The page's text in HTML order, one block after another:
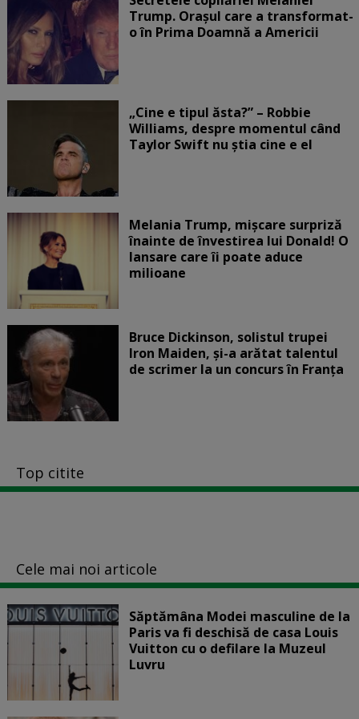
Trump. Orașul care a transformat-
o în Prima Doamnă a Americii
„Cine e tipul ăsta?” – Robbie
Williams, despre momentul când
Taylor Swift nu știa cine e el
Melania Trump, mișcare surpriză
înainte de învestirea lui Donald! O
lansare care îi poate aduce
milioane
Bruce Dickinson, solistul trupei
Iron Maiden, şi-a arătat talentul
de scrimer la un concurs în Franţa
Top citite
Cele mai noi articole
Săptămâna Modei masculine de la
Paris va fi deschisă de casa Louis
Vuitton cu o defilare la Muzeul
Luvru